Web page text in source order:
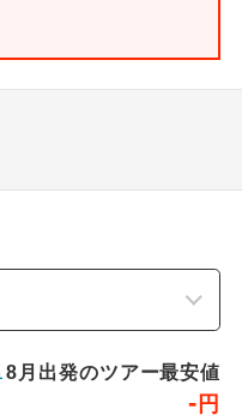
8 月出発のツアー最安値
- 円